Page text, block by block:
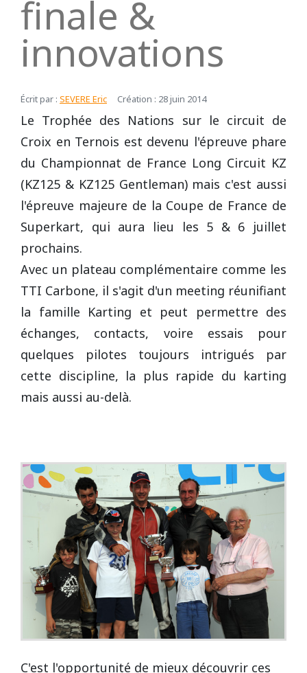
finale &
innovations
Écrit par : SEVERE Eric Création : 28 juin 2014
Le Trophée des Nations sur le circuit de
Croix en Ternois est devenu l'épreuve phare
du Championnat de France Long Circuit KZ
(KZ125 & KZ125 Gentleman) mais c'est aussi
l'épreuve majeure de la Coupe de France de
Superkart, qui aura lieu les 5 & 6 juillet
prochains.
Avec un plateau complémentaire comme les
TTI Carbone, il s'agit d'un meeting réunifiant
la famille Karting et peut permettre des
échanges, contacts, voire essais pour
quelques pilotes toujours intrigués par
cette discipline, la plus rapide du karting
mais aussi au-delà.
C'est l'opportunité de mieux découvrir ces
2017
2016
2015
2014
2012
2011
2009
2008
2005
2004
2013
2012
2011
2010
2008
2007
2005
2004
2014
2013
2012
Open French Cup 2011
DIJON
LE MANS
LEDENON
MAGNY-COURS
NOGARO
PAU ARNOS
REPUBLIQUE TCHEQUE
Vidéos 2010
Vidéos 2009
Vidéos 2008
Vidéos 2007
Vidéos 2005
Vidéos 2003
Vidéos/Youtube
Autres années